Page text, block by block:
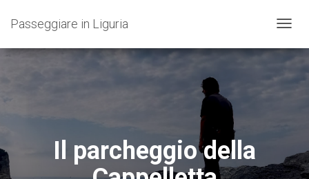
Passeggiare in Liguria
A
V
E
Il parcheggio della